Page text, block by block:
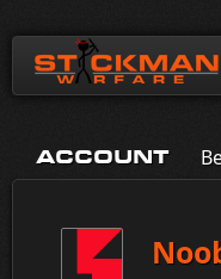
ACCOUNT